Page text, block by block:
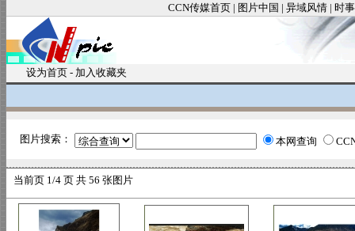
CCN传媒首页 | 图片中国 | 异域风情 | 时
设为首页 - 加入收藏夹
图片搜索： 本网查询
当前页 1/4 页 共 56 张图片